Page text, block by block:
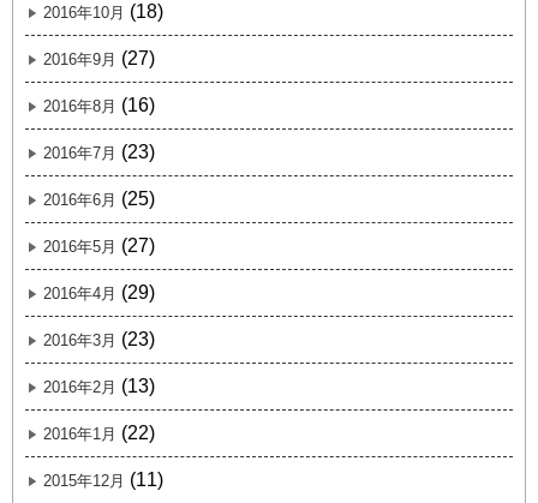
2016年10月 (18)
2016年9月 (27)
2016年8月 (16)
2016年7月 (23)
2016年6月 (25)
2016年5月 (27)
2016年4月 (29)
2016年3月 (23)
2016年2月 (13)
2016年1月 (22)
2015年12月 (11)